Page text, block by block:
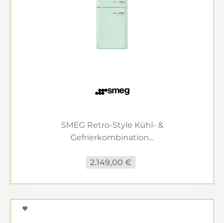
SMEG Retro-Style Kühl- &
Gefrierkombination...
2.149,00 €